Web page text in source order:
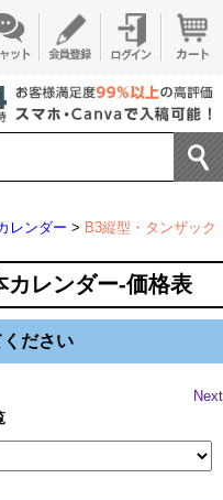
レンダー > B3縦型・タンザック
カレンダー-価格表
ださい
Next